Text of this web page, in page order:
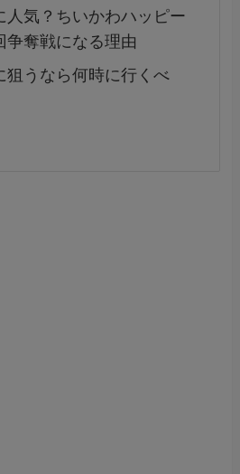
人気？ちいかわハッピー
争奪戦になる理由
狙うなら何時に行くべ